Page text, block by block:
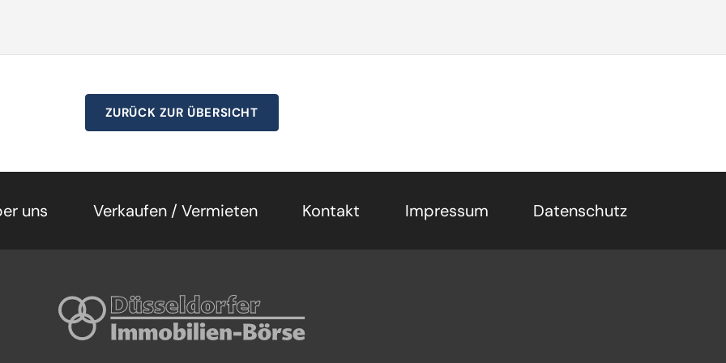
umfangreiche Maßnahmen geplant.
erhöht, wodurch das Hausgeld
ZURÜCK ZUR ÜBERSICHT
uns Verkaufen / Vermieten Kontakt Impressum Datenschutz